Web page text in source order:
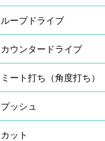
ループドライブ
カウンタードライブ
ミート打ち（角度打ち）
プッシュ
カット